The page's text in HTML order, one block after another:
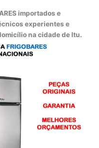
importados e
experientes e
na cidade de Itu.